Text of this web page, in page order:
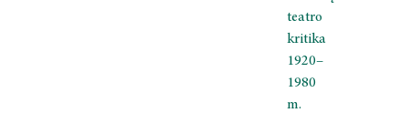
teatro
kritika
1920–
1980
m.